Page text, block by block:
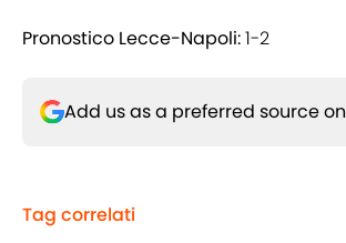
Pronostico Lecce-Napoli:1-2
Add us as a preferred source on
Tag correlati